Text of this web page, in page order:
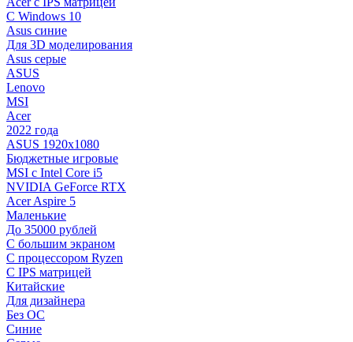
С Windows 10
Asus синие
Для 3D моделирования
Asus серые
ASUS
Lenovo
MSI
Acer
2022 года
ASUS 1920х1080
Бюджетные игровые
MSI с Intel Core i5
NVIDIA GeForce RTX
Acer Aspire 5
Маленькие
До 35000 рублей
C большим экраном
С процессором Ryzen
С IPS матрицей
Китайские
Для дизайнера
Без ОС
Синие